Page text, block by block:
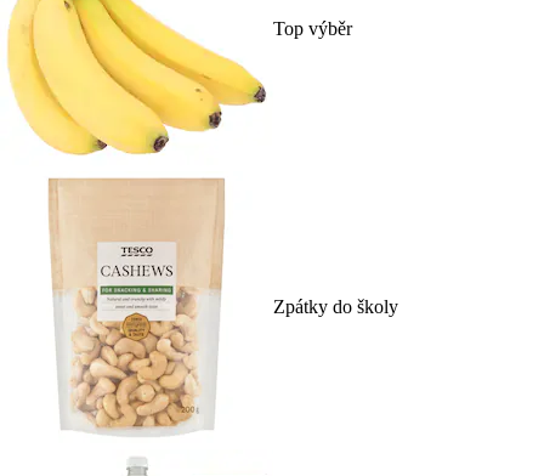
Top výběr
Zpátky do školy